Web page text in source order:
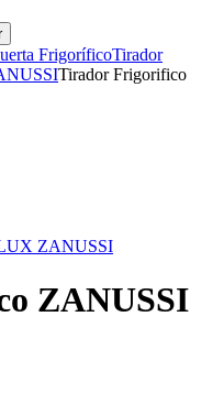
FrigoríficoTirador
Tirador Frigorifico
ZANUSSI
ZANUSSI